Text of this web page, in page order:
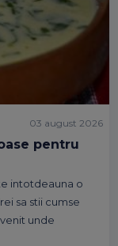
pentru
intotdeauna o
sa stii cumse
unde
03 august 2026